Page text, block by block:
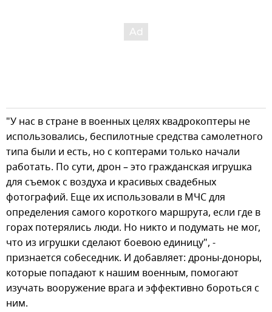
"У нас в стране в военных целях квадрокоптеры не
использовались, беспилотные средства самолетного
типа были и есть, но с коптерами только начали
работать. По сути, дрон – это гражданская игрушка
для съемок с воздуха и красивых свадебных
фотографий. Еще их использовали в МЧС для
определения самого короткого маршрута, если где в
горах потерялись люди. Но никто и подумать не мог,
что из игрушки сделают боевою единицу", -
признается собеседник. И добавляет: дроны-доноры,
которые попадают к нашим военным, помогают
изучать вооружение врага и эффективно бороться с
ним.